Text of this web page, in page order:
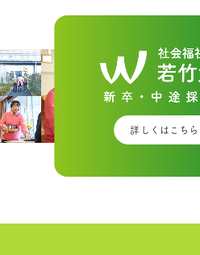
詳しくはこちら